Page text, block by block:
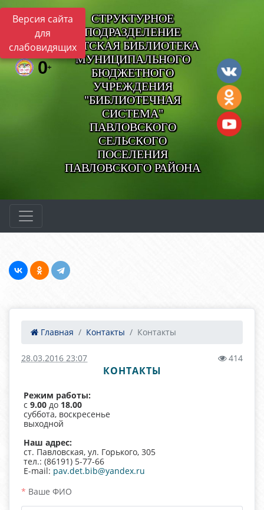
Версия сайта
для
слабовидящих
СТРУКТУРНОЕ
ПОДРАЗДЕЛЕНИЕ
ДЕТСКАЯ БИБЛИОТЕКА
МУНИЦИПАЛЬНОГО
БЮДЖЕТНОГО
УЧРЕЖДЕНИЯ
"БИБЛИОТЕЧНАЯ
СИСТЕМА"
ПАВЛОВСКОГО
СЕЛЬСКОГО
ПОСЕЛЕНИЯ
ПАВЛОВСКОГО РАЙОНА
Главная Контакты Контакты
28.03.2016 23:07 414
КОНТАКТЫ
Режим работы:
с 9.00 до 18.00
суббота, воскресенье
выходной
Наш адрес:
ст. Павловская, ул. Горького, 305
тел.: (86191) 5-77-66
E-mail: pav.det.bib@yandex.ru
Ваше ФИО